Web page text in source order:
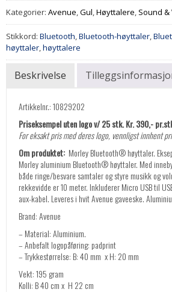
Kategorier: Avenue,Gul,Høyttalere, Sound &
Stikkord: Bluetooth,Bluetooth-høyttaler,
høyttaler,høyttalere
Beskrivelse
Artikkelnr.: 10829202
Priseksempel uten logo v/ 25 stk. Kr. 390,-
For eksakt pris med deres logo, vennligst innhent
Om produktet: Morley Bluetooth® høyttaler.
Morley aluminium Bluetooth® høyttaler. Med
både ringe/besvare samtaler og styre musikk og
rekkevidde er 10 meter. Inkluderer Micro USB til
aux-kabel. Leveres i hvit Avenue gaveeske.
Brand: Avenue
– Material: Aluminium.
– Anbefalt logopåføring: padprint
– Trykkestørrelse: B: 40 mm x H: 20 mm
Vekt: 195 gram
Kolli: B 40 cm x H 22 cm